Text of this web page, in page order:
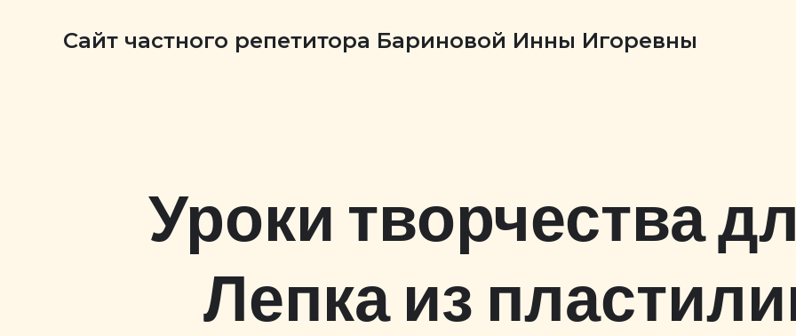
Сайт частного репетитора Бариновой Инны Игоревны
Уроки творчества
Лепка из